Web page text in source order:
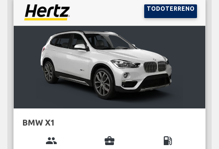
TODOTERRENO
BMW X1
group business_center local_gas_station